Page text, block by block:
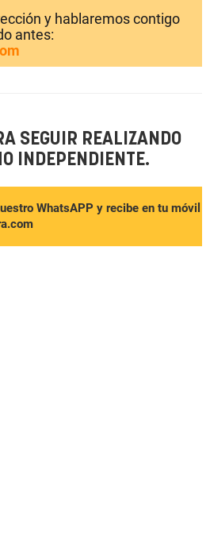
y hablaremos contigo
antes:
SEGUIR REALIZANDO
INDEPENDIENTE.
WhatsAPP y recibe en tu móvil